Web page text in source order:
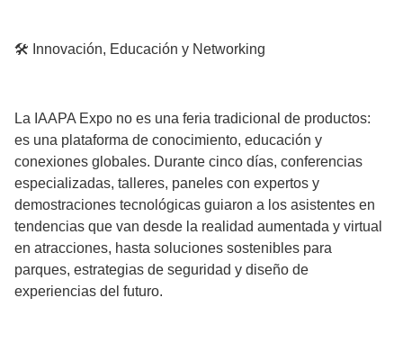
🛠️ Innovación, Educación y Networking
La IAAPA Expo no es una feria tradicional de productos:
es una plataforma de conocimiento, educación y
conexiones globales. Durante cinco días, conferencias
especializadas, talleres, paneles con expertos y
demostraciones tecnológicas guiaron a los asistentes en
tendencias que van desde la realidad aumentada y virtual
en atracciones, hasta soluciones sostenibles para
parques, estrategias de seguridad y diseño de
experiencias del futuro.